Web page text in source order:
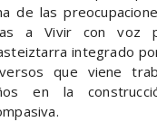
de las
a Vivir con voz
integrado
que viene
en la